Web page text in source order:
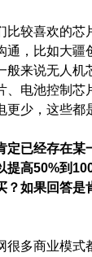
比较喜欢的芯
，比如大疆
般来说无人机
、电池控制芯
少，这些都
定已经存在某
提高50%到
？如果回答是
很多商业模式